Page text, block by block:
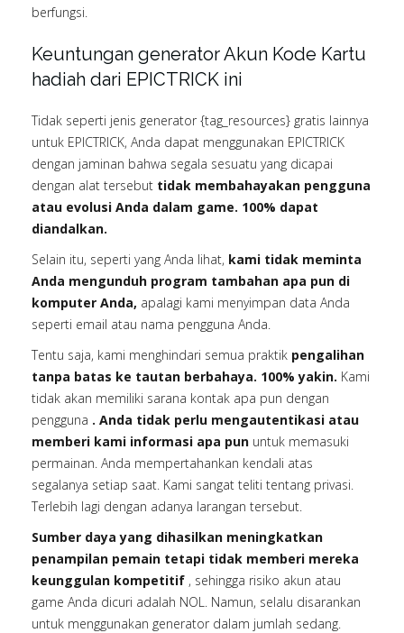
berfungsi.
Keuntungan generator Akun Kode Kartu
hadiah dari EPICTRICK ini
Tidak seperti jenis generator {tag_resources} gratis lainnya
untuk EPICTRICK, Anda dapat menggunakan EPICTRICK
dengan jaminan bahwa segala sesuatu yang dicapai
dengan alat tersebut tidak membahayakan pengguna
atau evolusi Anda dalam game. 100% dapat
diandalkan.
Selain itu, seperti yang Anda lihat, kami tidak meminta
Anda mengunduh program tambahan apa pun di
komputer Anda, apalagi kami menyimpan data Anda
seperti email atau nama pengguna Anda.
Tentu saja, kami menghindari semua praktik pengalihan
tanpa batas ke tautan berbahaya. 100% yakin. Kami
tidak akan memiliki sarana kontak apa pun dengan
pengguna . Anda tidak perlu mengautentikasi atau
memberi kami informasi apa pun untuk memasuki
permainan. Anda mempertahankan kendali atas
segalanya setiap saat. Kami sangat teliti tentang privasi.
Terlebih lagi dengan adanya larangan tersebut.
Sumber daya yang dihasilkan meningkatkan
penampilan pemain tetapi tidak memberi mereka
keunggulan kompetitif , sehingga risiko akun atau
game Anda dicuri adalah NOL. Namun, selalu disarankan
untuk menggunakan generator dalam jumlah sedang.